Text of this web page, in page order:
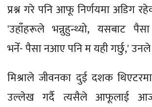
प्रश्न गरे पनि आफू निर्णयमा अडिग
'उहाँहरूले भन्नुहुन्थ्यो, यसबाट
भनेँ- पैसा नआए पनि म यही गर्छु,'
मिश्राले जीवनका दुई दशक
उल्लेख गर्दै त्यसैले आफूलाई